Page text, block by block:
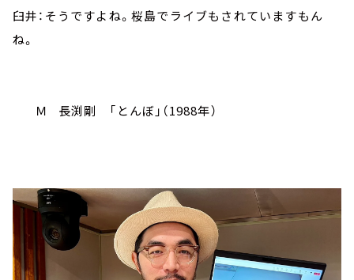
臼井：そうですよね。桜島でライブもされていますもん
ね。
Ｍ 長渕剛 「とんぼ」（1988年）